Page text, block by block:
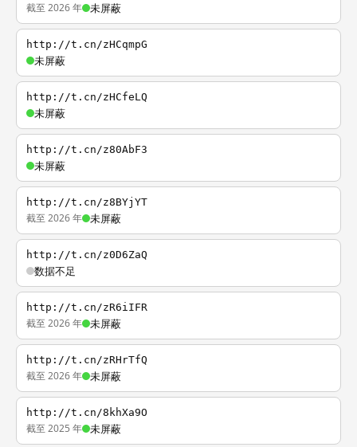
截至 2026 年 未屏蔽
http://t.cn/zHCqmpG
未屏蔽
http://t.cn/zHCfeLQ
未屏蔽
http://t.cn/z80AbF3
未屏蔽
http://t.cn/z8BYjYT
截至 2026 年 未屏蔽
http://t.cn/z0D6ZaQ
数据不足
http://t.cn/zR6iIFR
截至 2026 年 未屏蔽
http://t.cn/zRHrTfQ
截至 2026 年 未屏蔽
http://t.cn/8khXa9O
截至 2025 年 未屏蔽